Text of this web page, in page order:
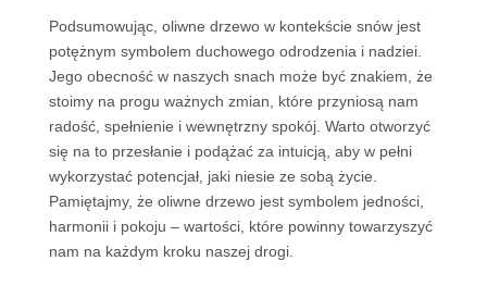
Podsumowując, oliwne drzewo w kontekście snów jest
potężnym symbolem duchowego odrodzenia i nadziei.
Jego obecność w naszych snach może być znakiem, że
stoimy na progu ważnych zmian, które przyniosą nam
radość, spełnienie i wewnętrzny spokój. Warto otworzyć
się na to przesłanie i podążać za intuicją, aby w pełni
wykorzystać potencjał, jaki niesie ze sobą życie.
Pamiętajmy, że oliwne drzewo jest symbolem jedności,
harmonii i pokoju – wartości, które powinny towarzyszyć
nam na każdym kroku naszej drogi.